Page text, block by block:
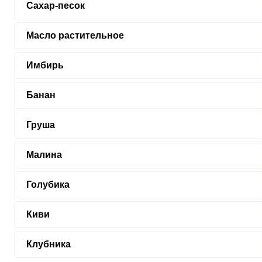
Сахар-песок
Масло растительное
Имбирь
Банан
Груша
Малина
Голубика
Киви
Клубника